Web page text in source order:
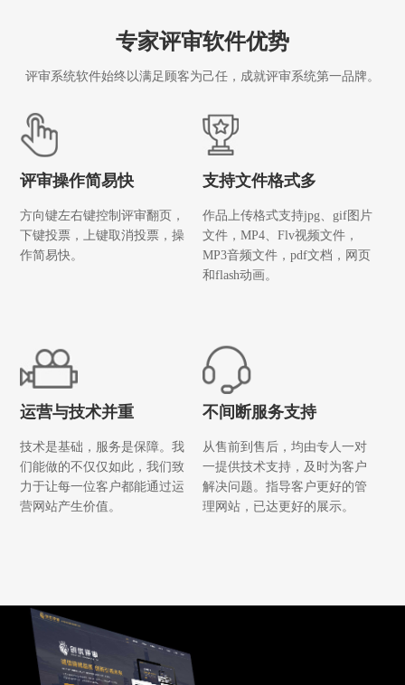
专家评审软件优势
评审系统软件始终以满足顾客为己任，成就评审系统第一品牌。
评审操作简易快
方向键左右键控制评审翻页，
下键投票，上键取消投票，操
作简易快。
支持文件格式多
作品上传格式支持jpg、gif图片
文件，MP4、Flv视频文件，
MP3音频文件，pdf文档，网页
和flash动画。
运营与技术并重
技术是基础，服务是保障。我
们能做的不仅仅如此，我们致
力于让每一位客户都能通过运
营网站产生价值。
不间断服务支持
从售前到售后，均由专人一对
一提供技术支持，及时为客户
解决问题。指导客户更好的管
理网站，已达更好的展示。